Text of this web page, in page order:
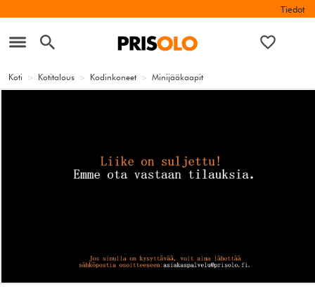
Tiedot
Koti > Kotitalous > Kodinkoneet > Minijääkaapit